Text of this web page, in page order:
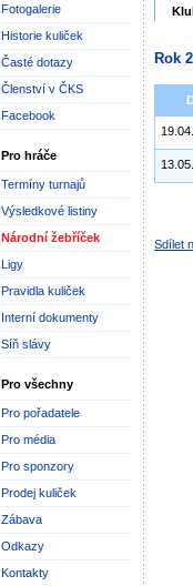
Fotogalerie
Historie kuliček
Časté dotazy
Členství v ČKS
Facebook
Pro hráče
Termíny turnajů
Výsledkové listiny
Národní žebříček
Ligy
Pravidla kuliček
Interní dokumenty
Síň slávy
Pro všechny
Pro pořadatele
Pro média
Pro sponzory
Prodej kuliček
Zábava
Odkazy
Kontakty
Rok
Sdílet